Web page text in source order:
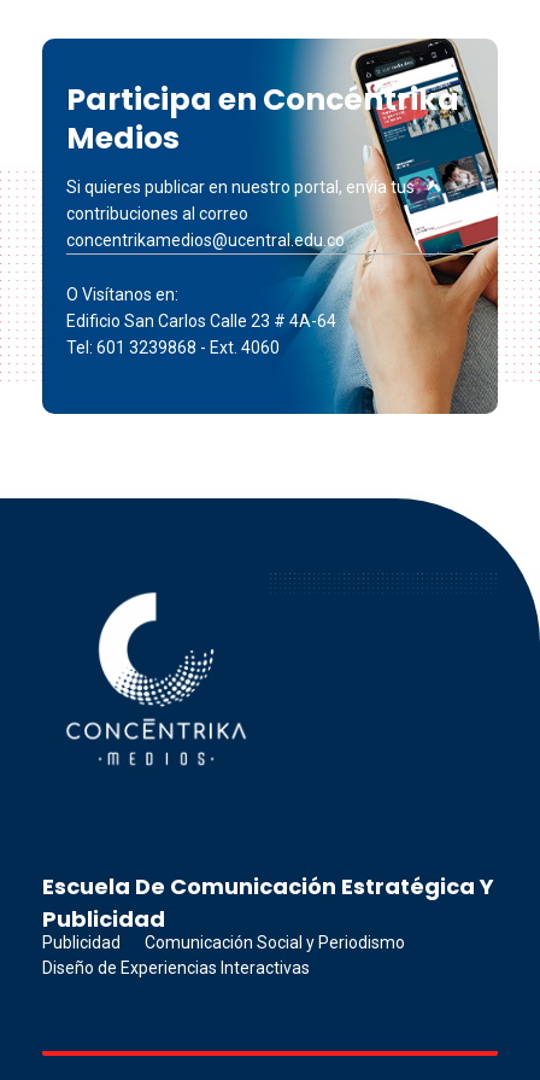
Participa en Concéntrika
Medios
Si quieres publicar en nuestro portal, envía tus
contribuciones al correo
concentrikamedios@ucentral.edu.co
O Visítanos en:
Edificio San Carlos Calle 23 # 4A-64
Tel: 601 3239868 - Ext. 4060
Escuela De Comunicación Estratégica Y
Publicidad
Publicidad
Comunicación Social y Periodismo
Diseño de Experiencias Interactivas